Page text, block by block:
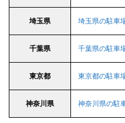
埼玉県 埼玉県の駐車
千葉県 千葉県の駐車
東京都 東京都の駐車
神奈川県 神奈川県の駐